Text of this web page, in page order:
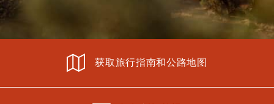
获取旅行指南和公路地图